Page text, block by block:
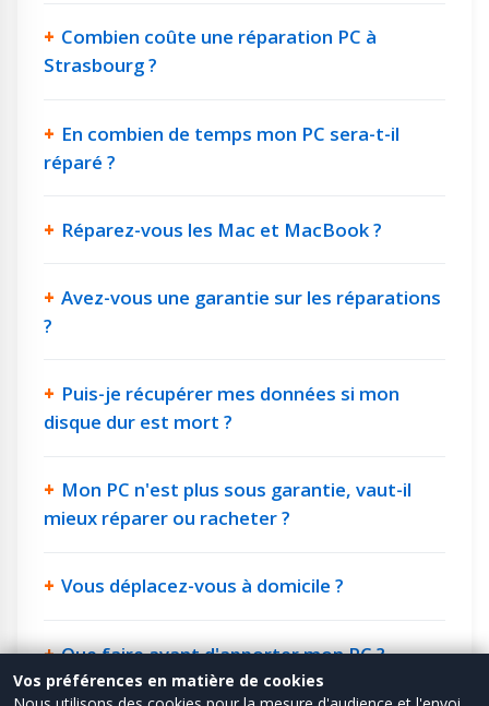
Combien coûte une réparation PC à
Strasbourg ?
En combien de temps mon PC sera-t-il
réparé ?
Réparez-vous les Mac et MacBook ?
Avez-vous une garantie sur les réparations
?
Puis-je récupérer mes données si mon
disque dur est mort ?
Mon PC n'est plus sous garantie, vaut-il
mieux réparer ou racheter ?
Vous déplacez-vous à domicile ?
Que faire avant d'apporter mon PC ?
Vos préférences en matière de cookies